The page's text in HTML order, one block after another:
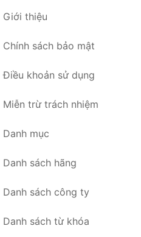
Giới thiệu
Chính sách bảo mật
Điều khoản sử dụng
Miễn trừ trách nhiệm
Danh mục
Danh sách hãng
Danh sách công ty
Danh sách từ khóa